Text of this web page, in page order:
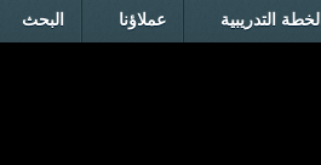
البحث عملاؤنا الخطة التدريبية